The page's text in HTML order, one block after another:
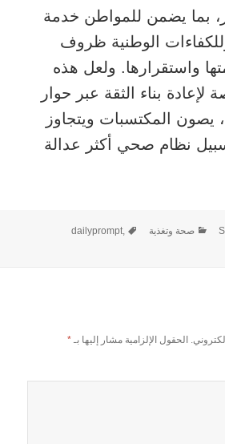
بما يضمن للمواطن خدمة
الوطنية ظروف
واستقرارها. ولعل هذه
لإعادة بناء الثقة عبر حوار
المكتسبات ويتجاوز
نظام صحي أكثر عدالة
التصنيفات
صحة وتغذية الوسوم
dailyprompt,
الحقول الإلزامية مشار إليها بـ*